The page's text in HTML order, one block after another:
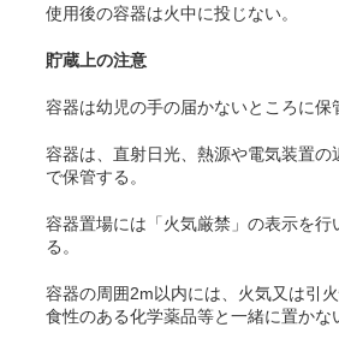
使用後の容器は火中に投じない。
貯蔵上の注意
容器は幼児の手の届かないところに保
容器は、直射日光、熱源や電気装置
で保管する。
容器置場には「火気厳禁」の表示を行
る。
容器の周囲2m以内には、火気又は引
食性のある化学薬品等と一緒に置かな